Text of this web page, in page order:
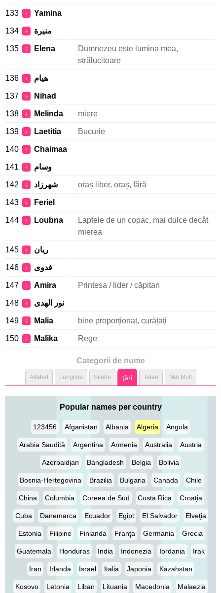
133 ♀ Yamina
134 ♀ منيرة
135 ♀ Elena
Dumnezeu este lumina mea,
strălucitoare
136 ♀ هيام
137 ♀ Nihad
138 ♀ Melinda miere
139 ♀ Laetitia Bucurie
140 ♀ Chaimaa
141 ♀ وسام
142 ♀ شهرزاد oraș liber, oraș, fără
143 ♀ Feriel
144 ♀ Loubna
Laptele de un copac, mai dulce decât
mierea
145 ♀ ريان
146 ♀ فدوى
147 ♀ Amira Printesa / lider / căpitan
148 ♀ نور الهدى
149 ♀ Malia bine proporționat, curățați
150 ♀ Malika Rege
Categorii de nume
Alfabet Lungime Silabe ţări Talen Mai Mult
Popular names per country
123456 Afganistan Albania Algeria Angola
Arabia Saudită Argentina Armenia Australia Austria
Azerbaidjan Bangladesh Belgia Bolivia
Bosnia-Herțegovina Brazilia Bulgaria Canada Chile
China Columbia Coreea de Sud Costa Rica Croaţia
Cuba Danemarca Ecuador Egipt El Salvador Elveţia
Estonia Filipine Finlanda Franţa Germania Grecia
Guatemala Honduras India Indonezia Iordania Irak
Iran Irlanda Israel Italia Japonia Kazahstan
Kosovo Letonia Liban Lituania Macedonia Malaezia